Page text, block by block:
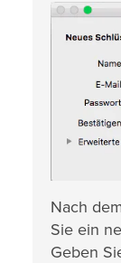
Nach
Sie ein
Geben